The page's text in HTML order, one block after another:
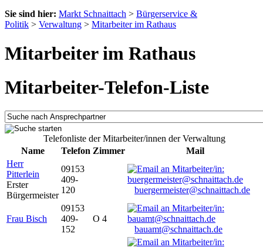
Sie sind hier: Markt Schnaittach > Bürgerservice &
Politik > Verwaltung > Mitarbeiter im Rathaus
Mitarbeiter im Rathaus
Mitarbeiter-Telefon-Liste
Telefonliste der Mitarbeiter/innen der Verwaltung
Name
Telefon Zimmer
Mail
Herr
Pitterlein
Erster
Bürgermeister
09153
409-
120
buergermeister@schnaittach.de
Frau Bisch
09153
409-
152
O 4
bauamt@schnaittach.de